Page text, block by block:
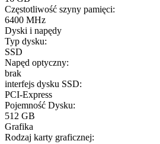
Częstotliwość szyny pamięci:
6400 MHz
Dyski i napędy
Typ dysku:
SSD
Napęd optyczny:
brak
interfejs dysku SSD:
PCI-Express
Pojemność Dysku:
512 GB
Grafika
Rodzaj karty graficznej: